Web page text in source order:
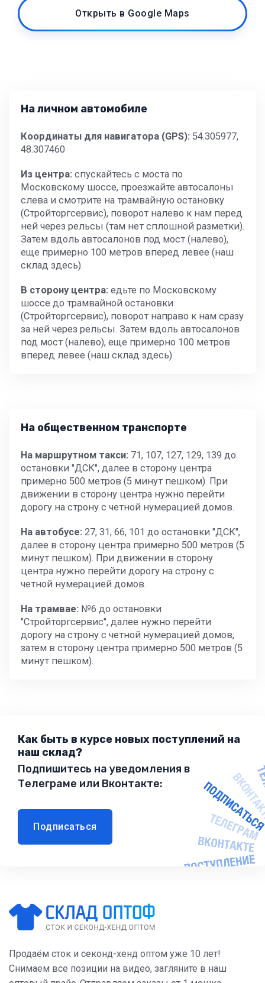
Открыть в Google Maps
На личном автомобиле
Координаты для навигатора (GPS): 54.305977,
48.307460
Из центра: спускайтесь с моста по
Московскому шоссе, проезжайте автосалоны
слева и смотрите на трамвайную остановку
(Стройторгсервис), поворот налево к нам перед
ней через рельсы (там нет сплошной разметки).
Затем вдоль автосалонов под мост (налево),
еще примерно 100 метров вперед левее (наш
склад здесь).
В сторону центра: едьте по Московскому
шоссе до трамвайной остановки
(Стройторгсервис), поворот направо к нам сразу
за ней через рельсы. Затем вдоль автосалонов
под мост (налево), еще примерно 100 метров
вперед левее (наш склад здесь).
На общественном транспорте
На маршрутном такси: 71, 107, 127, 129, 139 до
остановки "ДСК", далее в сторону центра
примерно 500 метров (5 минут пешком). При
движении в сторону центра нужно перейти
дорогу на строну с четной нумерацией домов.
На автобусе: 27, 31, 66, 101 до остановки "ДСК",
далее в сторону центра примерно 500 метров (5
минут пешком). При движении в сторону
центра нужно перейти дорогу на строну с
четной нумерацией домов.
На трамвае: №6 до остановки
"Стройторгсервис", далее нужно перейти
дорогу на строну с четной нумерацией домов,
затем в сторону центра примерно 500 метров (5
минут пешком).
Как быть в курсе новых поступлений на
наш склад?
Подпишитесь на уведомления в
Телеграме или Вконтакте:
Подписаться
Продаём сток и секонд-хенд оптом уже 10 лет!
Снимаем все позиции на видео, загляните в наш